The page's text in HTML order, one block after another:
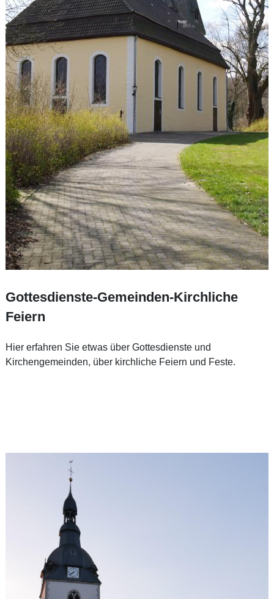
Gottesdienste-Gemeinden-Kirchliche
Feiern
Hier erfahren Sie etwas über Gottesdienste und
Kirchengemeinden, über kirchliche Feiern und Feste.